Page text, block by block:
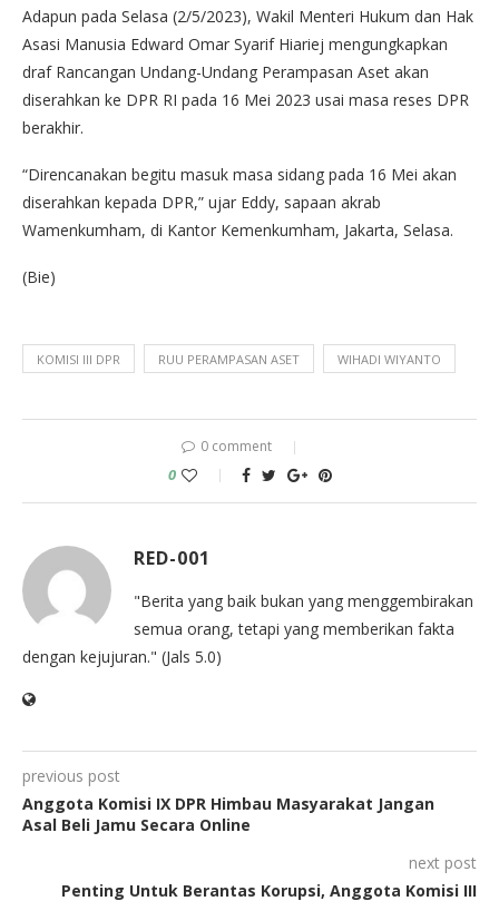
Adapun pada Selasa (2/5/2023), Wakil Menteri Hukum dan Hak
Asasi Manusia Edward Omar Syarif Hiariej mengungkapkan
draf Rancangan Undang-Undang Perampasan Aset akan
diserahkan ke DPR RI pada 16 Mei 2023 usai masa reses DPR
berakhir.
“Direncanakan begitu masuk masa sidang pada 16 Mei akan
diserahkan kepada DPR,” ujar Eddy, sapaan akrab
Wamenkumham, di Kantor Kemenkumham, Jakarta, Selasa.
(Bie)
KOMISI III DPR RUU PERAMPASAN ASET WIHADI WIYANTO
0 comment
0
RED-001
"Berita yang baik bukan yang menggembirakan
semua orang, tetapi yang memberikan fakta
dengan kejujuran." (Jals 5.0)
previous post
Anggota Komisi IX DPR Himbau Masyarakat Jangan
Asal Beli Jamu Secara Online
next post
Penting Untuk Berantas Korupsi, Anggota Komisi III